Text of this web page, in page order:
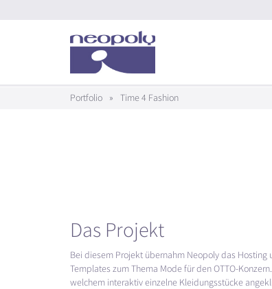
Portfolio » Time 4 Fashion
Das Projekt
Bei diesem Projekt übernahm Neopoly das
Templates zum Thema Mode für denOTTO-
welchem interaktiv einzelne Kleidungsstücke